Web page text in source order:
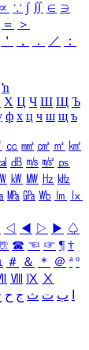
∝ ∵ ∫ ∬ ∈ ∋
＝
＞
＇ ， ． ／
：
ŉ
Х Ц Ч Ш Щ Ъ
ф х ц ч ш щ ъ
㏄ ㎣ ㎤ ㎥ ㎦
㏈ ㎧ ㎨ ㎰
㎾ ㎿ ㎐ ㎑
㎫ ㎬ ㏝ ㏐
㏓
◁ ◀ ▷ ▶ ♤
☎ ☜ ☞ ¶ †
＃ ＆ ＊ ＠ ª º
Ⅷ Ⅸ Ⅹ
ب ت ث ج ح